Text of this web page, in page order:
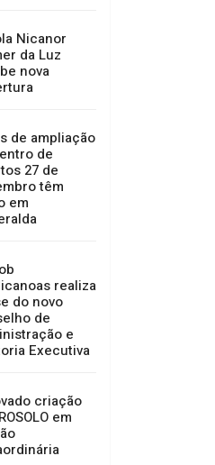
Nicanor
da Luz
nova
de ampliação
de
27 de
têm
em
realiza
do novo
de
e
Executiva
criação
em